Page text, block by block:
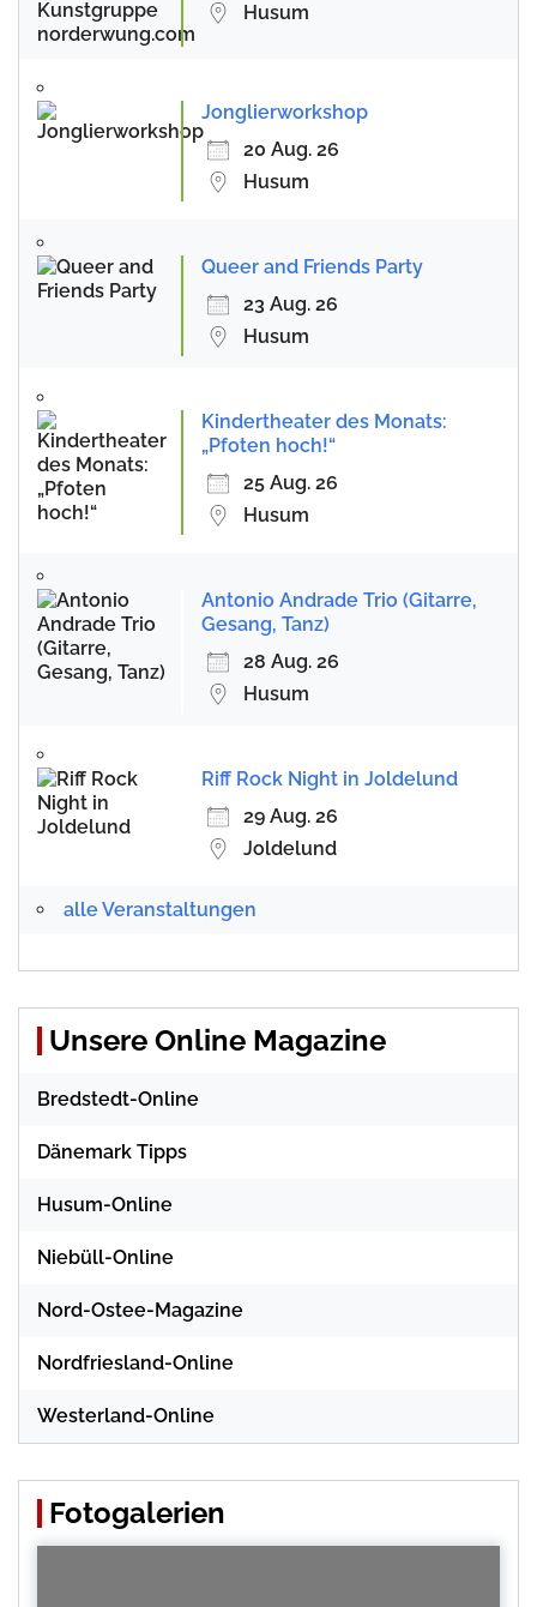
Husum
Jonglierworkshop
20 Aug. 26
Husum
Queer and Friends Party
23 Aug. 26
Husum
Kindertheater des Monats:
„Pfoten hoch!“
25 Aug. 26
Husum
Antonio Andrade Trio (Gitarre,
Gesang, Tanz)
28 Aug. 26
Husum
Riff Rock Night in Joldelund
29 Aug. 26
Joldelund
alle Veranstaltungen
Unsere Online Magazine
Bredstedt-Online
Dänemark Tipps
Husum-Online
Niebüll-Online
Nord-Ostee-Magazine
Nordfriesland-Online
Westerland-Online
Fotogalerien